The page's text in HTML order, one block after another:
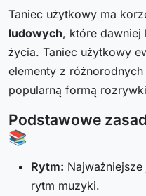
Taniec użytkowy ma
ludowych, które dawniej
życia. Taniec użytkowy
elementy z
popularną formą
Podstawowe
📚
Rytm:
rytm muzyki.